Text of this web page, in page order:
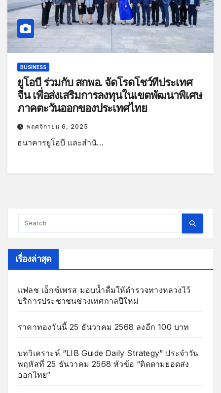
BUSINESS
ยูโอบี ร่วมกับ สกพอ. จัดโรดโชว์ที่ประเทศ
จีน เพื่อส่งเสริมการลงทุนในเขตพัฒนาพิเศษ
ภาคตะวันออกของประเทศไทย
พฤศจิกายน 6, 2025
ธนาคารยูโอบี และสำนั…
เรื่องล่าสุด
แฟลช เอ็กซ์เพรส มอบน้ำดื่มให้ตำรวจทางหลวงไว้
บริการประชาชนช่วงเทศกาลปีใหม่
ราคาทองวันนี้ 25 ธันวาคม 2568 ลงอีก 100 บาท
บทวิเคราะห์ “LIB Guide Daily Strategy” ประจำวัน
พฤหัสที่ 25 ธันวาคม 2568 หัวข้อ “ติดตามยอดส่ง
ออกไทย”